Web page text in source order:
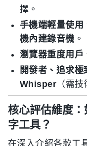
擇。
手機端輕量使用
機內建錄音機 。
瀏覽器重度用戶
開發者、追求
Whisper （需
核心評估維度
字工具？
在深入介紹各款工